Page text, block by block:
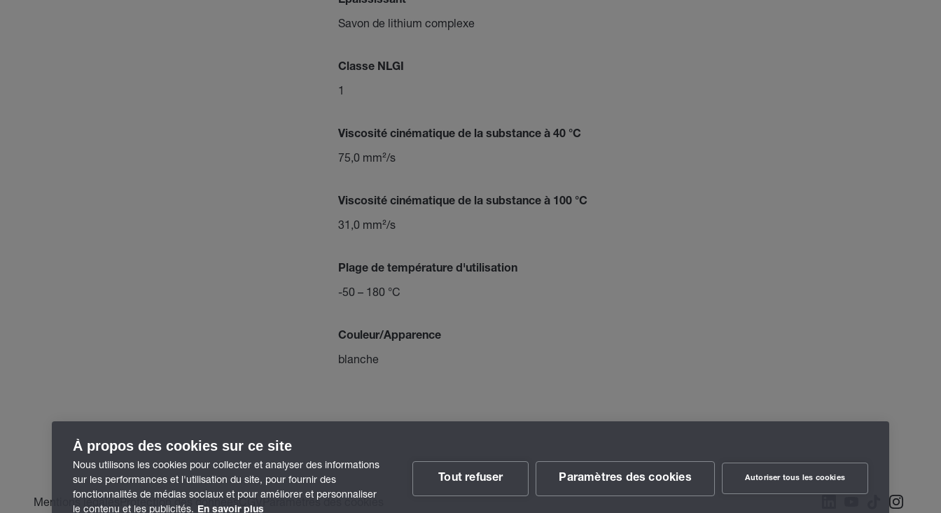
Savon de lithium complexe
Classe NLGI
1
Viscosité cinématique de la substance à 40 °C
75,0 mm²/s
Viscosité cinématique de la substance à 100 °C
31,0 mm²/s
Plage de température d'utilisation
-50 – 180 °C
Couleur/Apparence
blanche
Mentions légalesProtection des donnéesCGVParamètres des cookies
À propos des cookies sur ce site
Nous utilisons les cookies pour collecter et analyser des informations
sur les performances et l'utilisation du site, pour fournir des
fonctionnalités de médias sociaux et pour améliorer et personnaliser
le contenu et les publicités. En savoir plus
Tout refuser Paramètres des cookies Autoriser tous les cookies